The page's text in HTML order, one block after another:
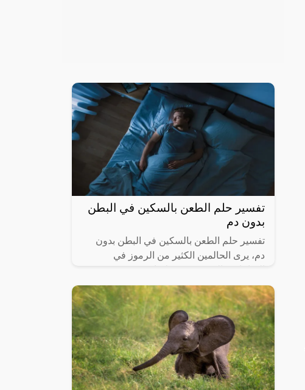
تفسير حلم الطعن بالسكين في البطن
بدون دم
تفسير حلم الطعن بالسكين في البطن بدون
دم، يرى الحالمين الكثير من الرموز في
بالخير والفرج وأخرى باطلة نابعة من العقل